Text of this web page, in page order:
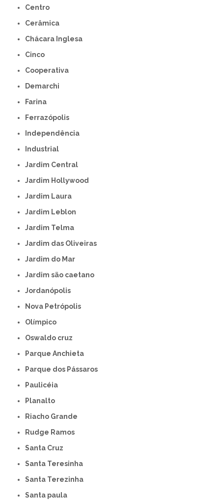
Centro
Cerâmica
Chácara Inglesa
Cinco
Cooperativa
Demarchi
Farina
Ferrazópolis
Independência
Industrial
Jardim Central
Jardim Hollywood
Jardim Laura
Jardim Leblon
Jardim Telma
Jardim das Oliveiras
Jardim do Mar
Jardim são caetano
Jordanópolis
Nova Petrópolis
Olímpico
Oswaldo cruz
Parque Anchieta
Parque dos Pássaros
Paulicéia
Planalto
Riacho Grande
Rudge Ramos
Santa Cruz
Santa Teresinha
Santa Terezinha
Santa paula